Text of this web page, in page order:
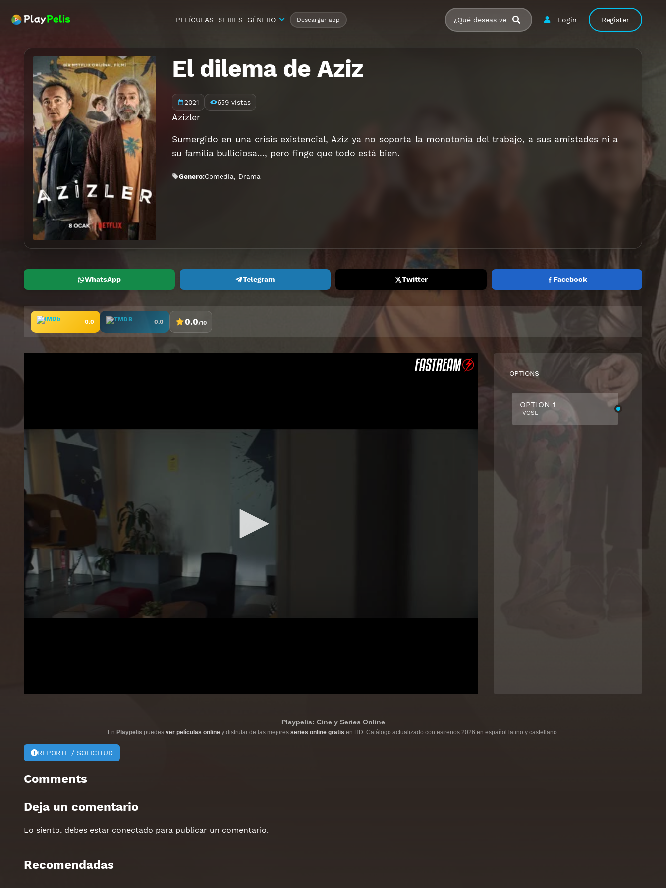
Login Register
PELÍCULAS SERIES GÉNERO Descargar app
El dilema de Aziz
2021 659 vistas
Azizler
Sumergido en una crisis existencial, Aziz ya no soporta la monotonía del trabajo, a sus amistades ni a
su familia bulliciosa..., pero finge que todo está bien.
Genero:Comedia, Drama
WhatsApp Telegram Twitter Facebook
0.0 0.0 0.0/10
OPTIONS
OPTION 1
-VOSE
Playpelis: Cine y Series Online
En Playpelis puedes ver películas online y disfrutar de las mejores series online gratis en HD. Catálogo actualizado con estrenos 2026 en español latino y castellano.
REPORTE / SOLICITUD
Comments
Deja un comentario
Lo siento, debes estar conectado para publicar un comentario.
Recomendadas